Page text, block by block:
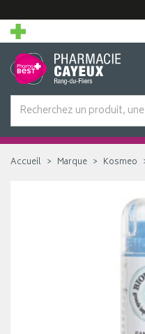
Accueil Marque Kosmeo